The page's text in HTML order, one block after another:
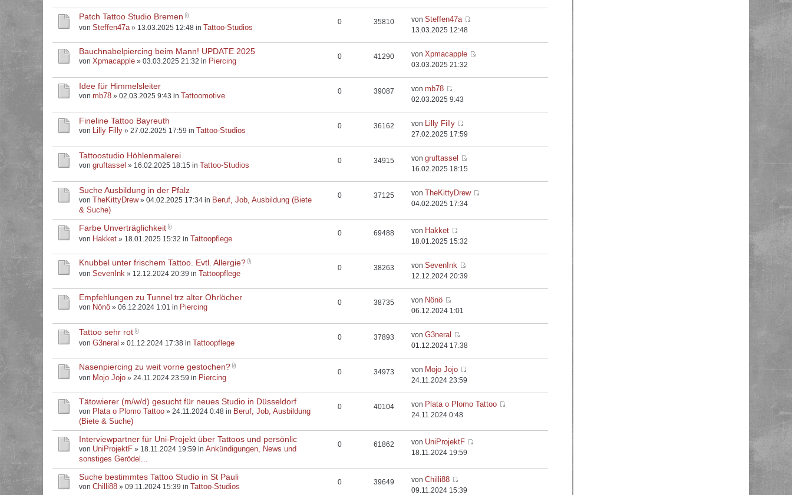
Patch Tattoo Studio Bremen
von Steffen47a» 13.03.2025 12:48 in Tattoo-Studios
0 35810 vonSteffen47a
13.03.2025 12:48
Bauchnabelpiercing beim Mann! UPDATE 2025
von Xpmacapple » 03.03.2025 21:32 in Piercing 0 41290 vonXpmacapple
03.03.2025 21:32
Idee für Himmelsleiter
von mb78 » 02.03.2025 9:43 in Tattoomotive 0 39087 vonmb78
02.03.2025 9:43
Fineline Tattoo Bayreuth
von Lilly Filly » 27.02.2025 17:59 in Tattoo-Studios 0 36162 von Lilly Filly
27.02.2025 17:59
Tattoostudio Höhlenmalerei
von gruftassel » 16.02.2025 18:15 in Tattoo-Studios 0 34915 vongruftassel
16.02.2025 18:15
Suche Ausbildung in der Pfalz
von TheKittyDrew» 04.02.2025 17:34 in Beruf, Job, Ausbildung (Biete
& Suche)
0 37125 von TheKittyDrew
04.02.2025 17:34
Farbe Unverträglichkeit
von Hakket » 18.01.2025 15:32 in Tattoopflege
0 69488 von Hakket
18.01.2025 15:32
Knubbel unter frischem Tattoo. Evtl. Allergie?
von SevenInk » 12.12.2024 20:39 in Tattoopflege
0 38263 vonSevenInk
12.12.2024 20:39
Empfehlungen zu Tunnel trz alter Ohrlöcher
von Nönö » 06.12.2024 1:01 in Piercing 0 38735 von Nönö
06.12.2024 1:01
Tattoo sehr rot
von G3neral » 01.12.2024 17:38 in Tattoopflege
0 37893 vonG3neral
01.12.2024 17:38
Nasenpiercing zu weit vorne gestochen?
von Mojo Jojo » 24.11.2024 23:59 in Piercing
0 34973 von Mojo Jojo
24.11.2024 23:59
Tätowierer (m/w/d) gesucht für neues Studio in Düsseldorf
von Plata o Plomo Tattoo » 24.11.2024 0:48 in Beruf, Job, Ausbildung
(Biete & Suche)
0 40104 von Plata o Plomo Tattoo
24.11.2024 0:48
Interviewpartner für Uni-Projekt über Tattoos und persönlic
von UniProjektF » 18.11.2024 19:59 in Ankündigungen, News und
sonstiges Gerödel...
0 61862 von UniProjektF
18.11.2024 19:59
Suche bestimmtes Tattoo Studio in St Pauli
von Chilli88 » 09.11.2024 15:39 in Tattoo-Studios 0 39649 vonChilli88
09.11.2024 15:39